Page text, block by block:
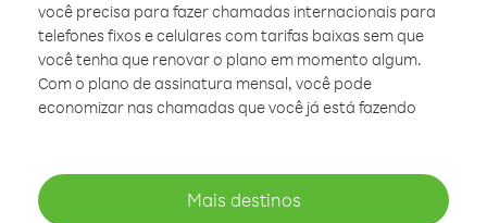
você precisa para fazer chamadas internacionais para
telefones fixos e celulares com tarifas baixas sem que
você tenha que renovar o plano em momento algum.
Com o plano de assinatura mensal, você pode
economizar nas chamadas que você já está fazendo
Mais destinos